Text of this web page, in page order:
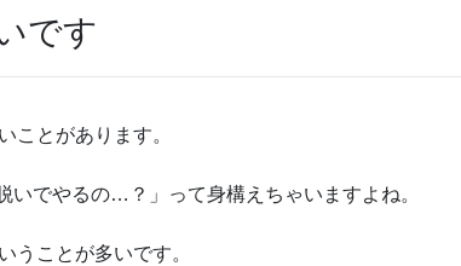
です
ことがあります。
いでやるの…？」って身構えちゃいますよね。
うことが多いです。